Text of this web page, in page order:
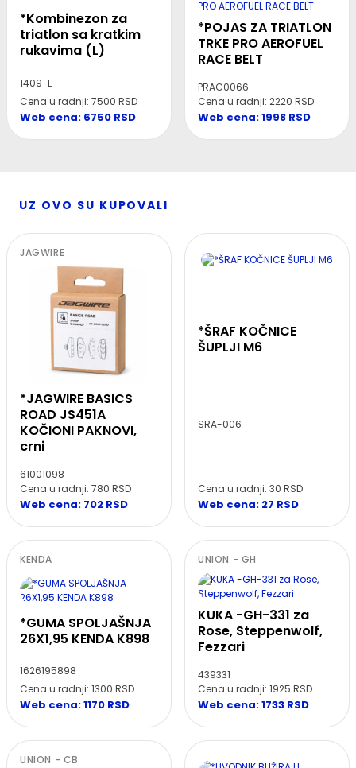
*Kombinezon za
triatlon sa kratkim
rukavima (L)
1409-L
Cena u radnji: 7500 RSD
Web cena: 6750 RSD
*POJAS ZA TRIATLON
TRKE PRO AEROFUEL
RACE BELT
PRAC0066
Cena u radnji: 2220 RSD
Web cena: 1998 RSD
UZ OVO SU KUPOVALI
JAGWIRE
*JAGWIRE BASICS
ROAD JS451A
KOČIONI PAKNOVI,
crni
61001098
Cena u radnji: 780 RSD
Web cena: 702 RSD
*ŠRAF KOČNICE
ŠUPLJI M6
SRA-006
Cena u radnji: 30 RSD
Web cena: 27 RSD
KENDA
*GUMA SPOLJAŠNJA
26X1,95 KENDA K898
1626195898
Cena u radnji: 1300 RSD
Web cena: 1170 RSD
UNION - GH
KUKA -GH-331 za
Rose, Steppenwolf,
Fezzari
439331
Cena u radnji: 1925 RSD
Web cena: 1733 RSD
UNION - CB